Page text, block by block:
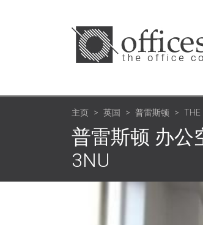
主页 英国 普雷斯顿 THE
普雷斯顿 办公
3NU